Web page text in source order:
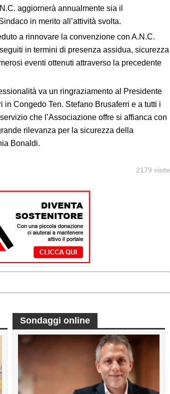
aggiornerà annualmente sia il
in merito all’attività svolta.
a rinnovare la convenzione con A.N.C.
in termini di presenza assidua, sicurezza
eventi ottenuti attraverso la precedente
va un ringraziamento al Presidente
Congedo Ten. Stefano Brusaferri e a tutti i
che l’Associazione offre si affianca con
rilevanza per la sicurezza della
Bonaldi.
2179 visite
Sondaggi online